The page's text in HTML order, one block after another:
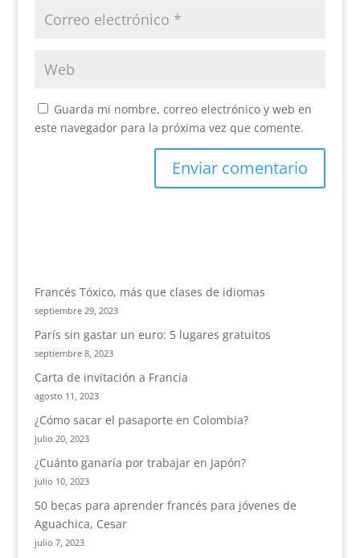
Guarda mi nombre, correo electrónico y web en
este navegador para la próxima vez que comente.
Francés Tóxico, más que clases de idiomas
septiembre 29, 2023
París sin gastar un euro: 5 lugares gratuitos
septiembre 8, 2023
Carta de invitación a Francia
agosto 11, 2023
¿Cómo sacar el pasaporte en Colombia?
julio 20, 2023
¿Cuánto ganaría por trabajar en Japón?
julio 10, 2023
50 becas para aprender francés para jóvenes de
Aguachica, Cesar
julio 7, 2023